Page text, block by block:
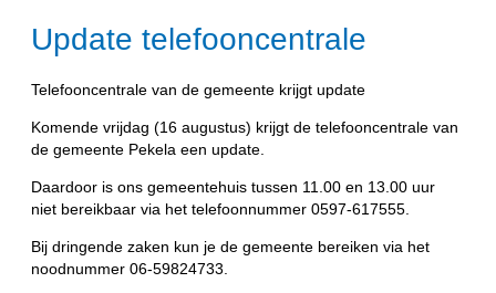
Update telefooncentrale
Telefooncentrale van de gemeente krijgt update
Komende vrijdag (16 augustus) krijgt de telefooncentrale van
de gemeente Pekela een update.
Daardoor is ons gemeentehuis tussen 11.00 en 13.00 uur
niet bereikbaar via het telefoonnummer 0597-617555.
Bij dringende zaken kun je de gemeente bereiken via het
noodnummer 06-59824733.